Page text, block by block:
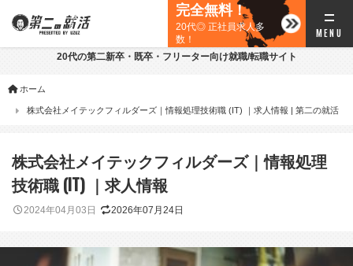
完全無料！
20代◎ 正社員求人多
数！
20代の第二新卒・既卒・フリーター向け就職/転職サイト
ホーム
株式会社メイテックフィルダーズ｜情報処理技術職 (IT) ｜求人情報 | 第二の就活
株式会社メイテックフィルダーズ｜情報処理
技術職 (IT) ｜求人情報
2024年04月03日 2026年07月24日